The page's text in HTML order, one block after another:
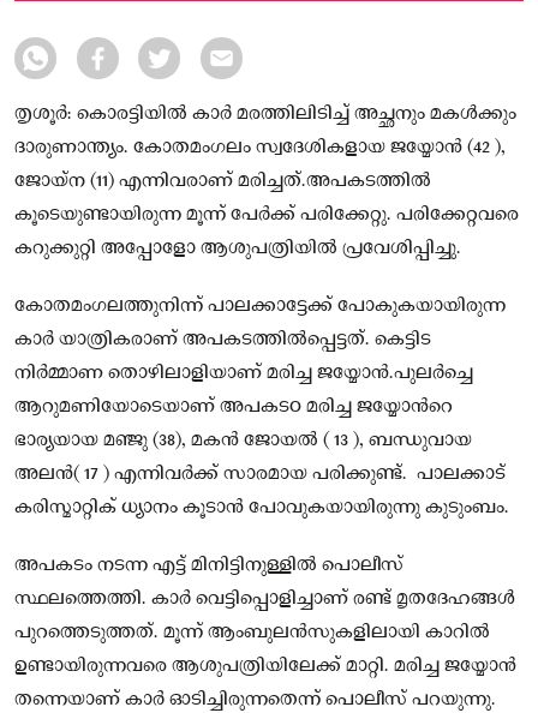
തൃശൂർ: കൊരട്ടിയിൽ കാർ മരത്തിലിടിച്ച് അച്ഛനും മകൾക്കും
ദാരുണാന്ത്യം. കോതമംഗലം സ്വദേശികളായ ജയ്മോൻ (42 ),
ജോയ്ന (11) എന്നിവരാണ് മരിച്ചത്.അപകടത്തില്‍
കൂടെയുണ്ടായിരുന്ന മൂന്ന് പേർക്ക് പരിക്കേറ്റു. പരിക്കേറ്റവരെ
കറുക്കുറ്റി അപ്പോളോ ആശുപത്രിയിൽ പ്രവേശിപ്പിച്ചു.
കോതമംഗലത്തുനിന്ന് പാലക്കാട്ടേക്ക് പോകുകയായിരുന്ന
കാര്‍ യാത്രികരാണ് അപകടത്തില്‍പ്പെട്ടത്. കെട്ടിട
നിർമ്മാണ തൊഴിലാളിയാണ് മരിച്ച ജയ്മോൻ.പുലര്‍ച്ചെ
ആറുമണിയോടെയാണ് അപകടo മരിച്ച ജയ്മോന്‍റെ
ഭാര്യയായ മഞ്ജു (38), മകൻ ജോയൽ ( 13 ), ബന്ധുവായ
അലൻ( 17 ) എന്നിവര്‍ക്ക് സാരമായ പരിക്കുണ്ട്. പാലക്കാട്
കരിസ്മാറ്റിക് ധ്യാനം കൂടാൻ പോവുകയായിരുന്നു കുടുംബം.
അപകടം നടന്ന എട്ട് മിനിട്ടിനുള്ളിൽ പൊലീസ്
സ്ഥലത്തെത്തി. കാർ വെട്ടിപ്പൊളിച്ചാണ് രണ്ട് മൃതദേഹങ്ങൾ
പുറത്തെടുത്തത്. മൂന്ന് ആംബുലൻസുകളിലായി കാറിൽ
ഉണ്ടായിരുന്നവരെ ആശുപത്രിയിലേക്ക് മാറ്റി. മരിച്ച ജയ്മോൻ
തന്നെയാണ് കാർ ഓടിച്ചിരുന്നതെന്ന് പൊലീസ് പറയുന്നു.